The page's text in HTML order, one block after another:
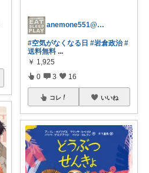
anemone551@経由ありがとう♡
#空気がなくなる日 #岩倉政治 #
送料無料 ...
￥ 1,925
0 3 16
コレ いいね